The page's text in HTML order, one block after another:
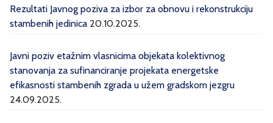
Rezultati Javnog poziva za izbor za obnovu i rekonstrukciju
stambenih jedinica 20.10.2025.
Javni poziv etažnim vlasnicima objekata kolektivnog
stanovanja za sufinanciranje projekata energetske
efikasnosti stambenih zgrada u užem gradskom jezgru
24.09.2025.